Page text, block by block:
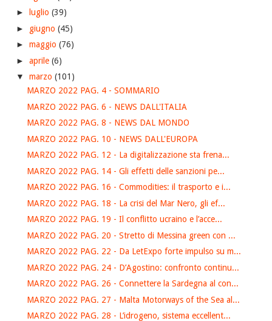
►
luglio (39)
► giugno (45)
► maggio (76)
► aprile (6)
▼ marzo (101)
MARZO 2022 PAG. 4 - SOMMARIO
MARZO 2022 PAG. 6 - NEWS DALL'ITALIA
MARZO 2022 PAG. 8 - NEWS DAL MONDO
MARZO 2022 PAG. 10 - NEWS DALL'EUROPA
MARZO 2022 PAG. 12 - La digitalizzazione sta frena...
MARZO 2022 PAG. 14 - Gli effetti delle sanzioni pe...
MARZO 2022 PAG. 16 - Commodities: il trasporto e i...
MARZO 2022 PAG. 18 - La crisi del Mar Nero, gli ef...
MARZO 2022 PAG. 19 - Il conflitto ucraino e l’acce...
MARZO 2022 PAG. 20 - Stretto di Messina green con ...
MARZO 2022 PAG. 22 - Da LetExpo forte impulso su m...
MARZO 2022 PAG. 24 - D’Agostino: confronto continu...
MARZO 2022 PAG. 26 - Connettere la Sardegna al con...
MARZO 2022 PAG. 27 - Malta Motorways of the Sea al...
MARZO 2022 PAG. 28 - L’idrogeno, sistema eccellent...